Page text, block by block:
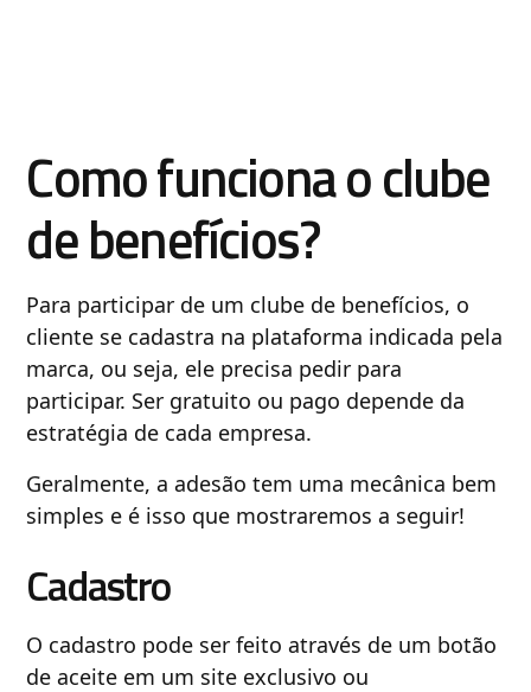
Como funciona o clube
de benefícios?
Para participar de um clube de benefícios, o
cliente se cadastra na plataforma indicada pela
marca, ou seja, ele precisa pedir para
participar. Ser gratuito ou pago depende da
estratégia de cada empresa.
Geralmente, a adesão tem uma mecânica bem
simples e é isso que mostraremos a seguir!
Cadastro
O cadastro pode ser feito através de um botão
de aceite em um site exclusivo ou